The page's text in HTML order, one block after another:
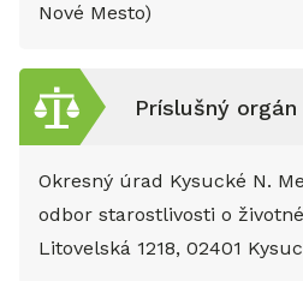
Nové Mesto)
Príslušný orgán
Okresný úrad Kysucké N.
odbor starostlivosti o
Litovelská 1218, 02401